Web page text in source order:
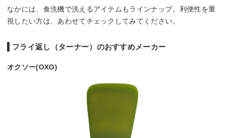
なかには、食洗機で洗えるアイテムもラインナップ。利便性を重
視したい方は、あわせてチェックしてみてください。
フライ返し（ターナー）のおすすめメーカー
オクソー(OXO)